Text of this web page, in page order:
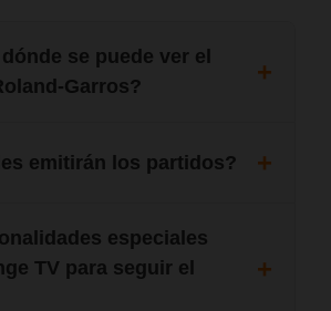
se puede ver el
Garros?
ver en Orange TV desde el
emitirán los partidos?
emitirán a través de los canales
100),Eurosport 2 (dial 102)
en
especiales
TV para seguir el